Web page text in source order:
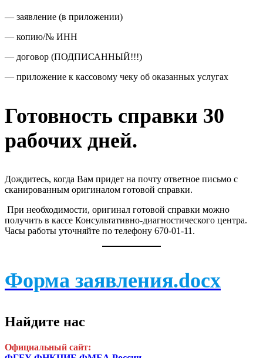
— заявление (в приложении)
— копию/№ ИНН
— договор (ПОДПИСАННЫЙ!!!)
— приложение к кассовому чеку об оказанных услугах
Готовность справки 30
рабочих дней.
Дождитесь, когда Вам придет на почту ответное письмо с
сканированным оригиналом готовой справки.
При необходимости, оригинал готовой справки можно
получить в кассе Консультативно-диагностического центра.
Часы работы уточняйте по телефону 670-01-11.
Форма заявления.docx
Найдите нас
Официальный сайт: